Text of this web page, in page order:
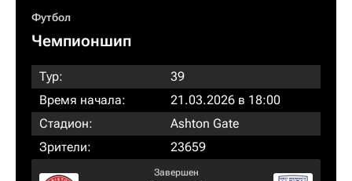
Футбол
Чемпионшип
Тур:
39
Время начала:
21.03.2026 в 18:00
Стадион:
Ashton Gate
Зрители:
23659
Завершен